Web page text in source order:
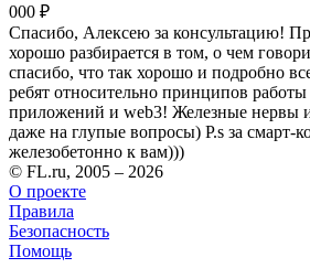
000 ₽
Спасибо, Алексею за консультацию!
хорошо разбирается в том, о чем
спасибо, что так хорошо и подробно
ребят относительно принципов
приложений и web3! Железные нервы
даже на глупые вопросы) P.s за смарт-
железобетонно к вам)))
© FL.ru, 2005 – 2026
О проекте
Правила
Безопасность
Помощь